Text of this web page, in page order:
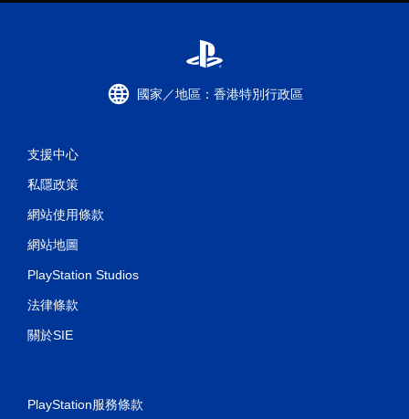
國家／地區：香港特別行政區
支援中心
私隱政策
網站使用條款
網站地圖
PlayStation Studios
法律條款
關於SIE
PlayStation服務條款